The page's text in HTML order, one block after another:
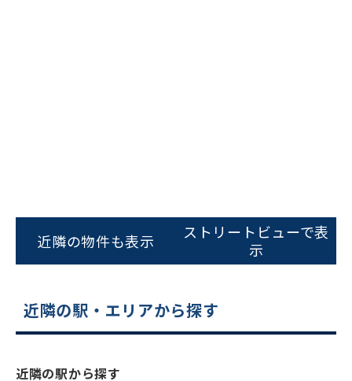
スムーズにご案内できます
0120-620-213
近隣の物件も表示
ストリートビューで表
示
近隣の駅・エリアから探す
近隣の駅から探す